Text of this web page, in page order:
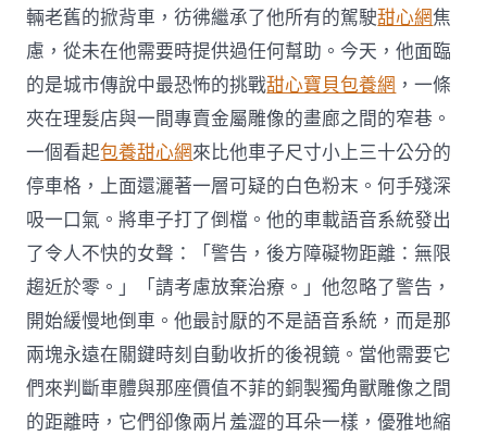
輛老舊的掀背車，彷彿繼承了他所有的駕駛甜心網焦
慮，從未在他需要時提供過任何幫助。今天，他面臨
的是城市傳說中最恐怖的挑戰甜心寶貝包養網 ，一條
夾在理髮店與一間專賣金屬雕像的畫廊之間的窄巷。
一個看起包養甜心網來比他車子尺寸小上三十公分的
停車格，上面還灑著一層可疑的白色粉末。何手殘深
吸一口氣。將車子打了倒檔。他的車載語音系統發出
了令人不快的女聲：「警告，後方障礙物距離：無限
趨近於零。」「請考慮放棄治療。」他忽略了警告，
開始緩慢地倒車。他最討厭的不是語音系統，而是那
兩塊永遠在關鍵時刻自動收折的後視鏡。當他需要它
們來判斷車體與那座價值不菲的銅製獨角獸雕像之間
的距離時，它們卻像兩片羞澀的耳朵一樣，優雅地縮